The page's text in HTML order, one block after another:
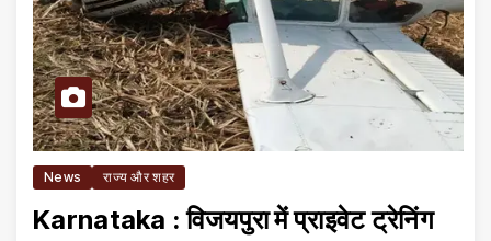
News राज्य और शहर
Karnataka : विजयपुरा में प्राइवेट ट्रेनिंग